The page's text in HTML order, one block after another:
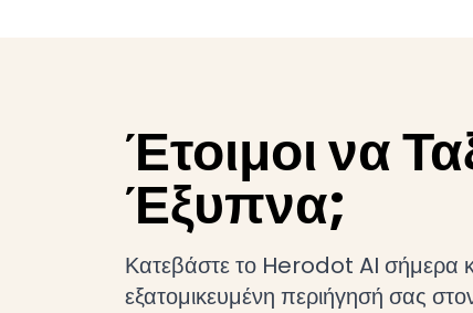
Έτοιμοι να
Έξυπνα;
Κατεβάστε το Herodot AI σήμερα
εξατομικευμένη περιήγησή σας